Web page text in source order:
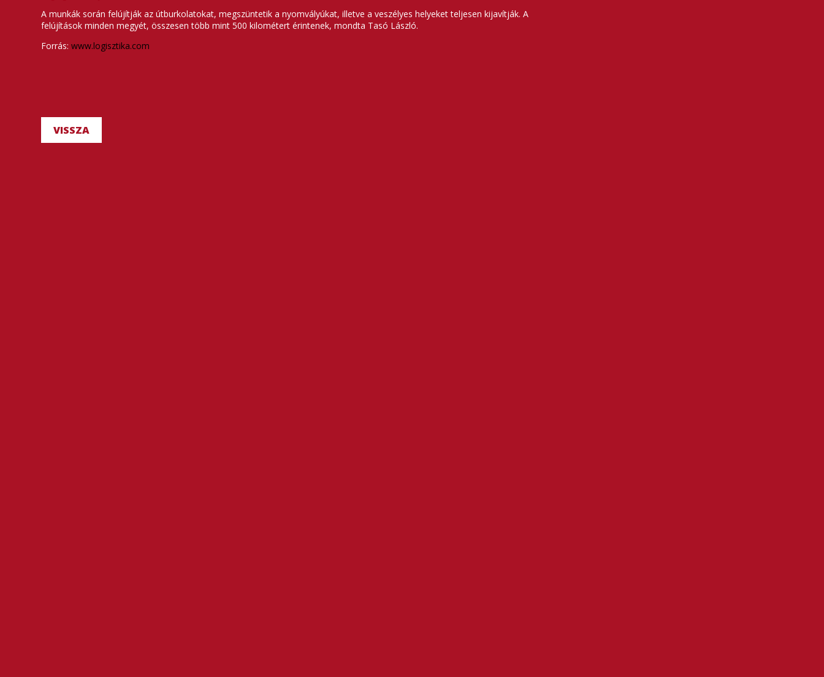
A munkák során felújítják az útburkolatokat, megszüntetik a nyomvályúkat, illetve a veszélyes helyeket teljesen kijavítják. A
felújítások minden megyét, összesen több mint 500 kilométert érintenek, mondta Tasó László.
Forrás:www.logisztika.com
VISSZA